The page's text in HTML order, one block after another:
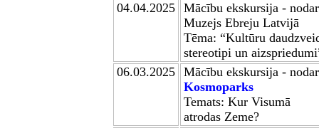
04.04.2025 Mācību ekskursija -
Muzejs Ebreju Latvijā
Tēma: “Kultūru
stereotipi un
06.03.2025 Mācību ekskursija -
Kosmoparks
Temats: Kur Visumā
atrodas Zeme?